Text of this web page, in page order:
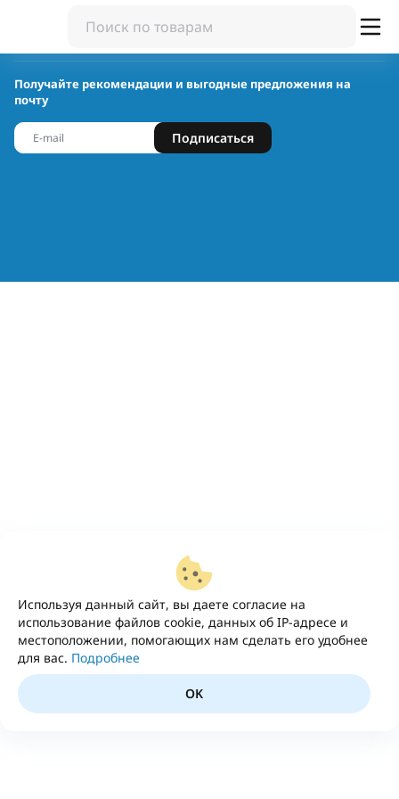
Используя данный сайт, вы даете согласие на
использование файлов cookie, данных об IP-адресе и
местоположении, помогающих нам сделать его удобнее
для вас. Подробнее
OK
Получайте рекомендации и выгодные предложения на
почту
Подписаться